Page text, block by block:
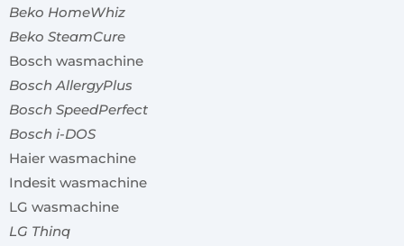
Beko HomeWhiz
Beko SteamCure
Bosch wasmachine
Bosch AllergyPlus
Bosch SpeedPerfect
Bosch i-DOS
Haier wasmachine
Indesit wasmachine
LG wasmachine
LG Thinq